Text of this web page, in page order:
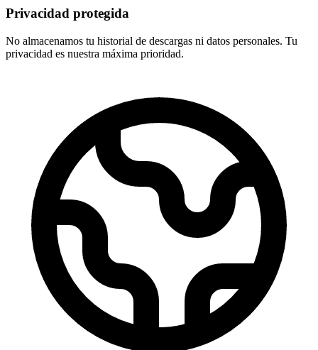
Privacidad protegida
No almacenamos tu historial de descargas ni datos personales. Tu
privacidad es nuestra máxima prioridad.